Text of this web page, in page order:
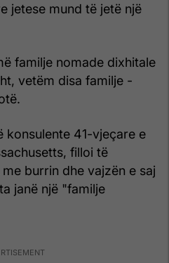
jetese mund të jetë një
familje nomade dixhitale
vetëm disa familje -
konsulente 41-vjeçare e
filloi të
burrin dhe vajzën e saj
janë një "familje